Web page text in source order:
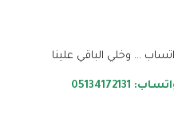
… وخلي الباقي علينا
05134172131